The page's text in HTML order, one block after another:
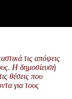
τις απόψεις
Η δημοσίευσή
θέσεις που
για τους